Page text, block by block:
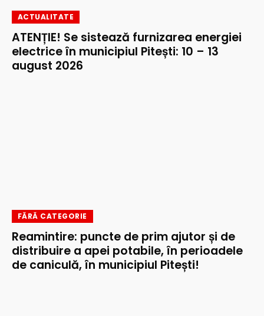
ACTUALITATE
ATENȚIE! Se sistează furnizarea energiei
electrice în municipiul Pitești: 10 – 13
august 2026
FĂRĂ CATEGORIE
Reamintire: puncte de prim ajutor și de
distribuire a apei potabile, în perioadele
de caniculă, în municipiul Pitești!